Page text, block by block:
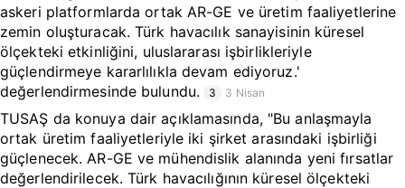
askeri platformlarda ortak AR-GE ve üretim faaliyetlerine
zemin oluşturacak. Türk havacılık sanayisinin küresel
ölçekteki etkinliğini, uluslararası işbirlikleriyle
güçlendirmeye kararlılıkla devam ediyoruz.'
değerlendirmesinde bulundu.
3 3 Nisan
TUSAŞ da konuya dair açıklamasında, "Bu anlaşmayla
ortak üretim faaliyetleriyle iki şirket arasındaki işbirliği
güçlenecek. AR-GE ve mühendislik alanında yeni fırsatlar
değerlendirilecek. Türk havacılığının küresel ölçekteki